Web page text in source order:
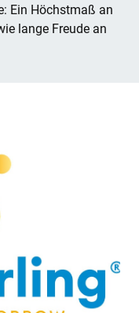
Ein Höchstmaß an
lange Freude an